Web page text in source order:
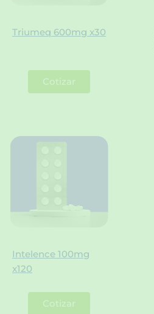
Triumeq 600mg x30
Cotizar
Intelence 100mg
x120
Cotizar